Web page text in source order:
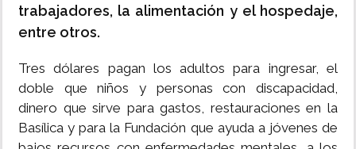
trabajadores, la alimentación y el hospedaje,
entre otros.
Tres dólares pagan los adultos para ingresar, el
doble que niños y personas con discapacidad,
dinero que sirve para gastos, restauraciones en la
Basílica y para la Fundación que ayuda a jóvenes de